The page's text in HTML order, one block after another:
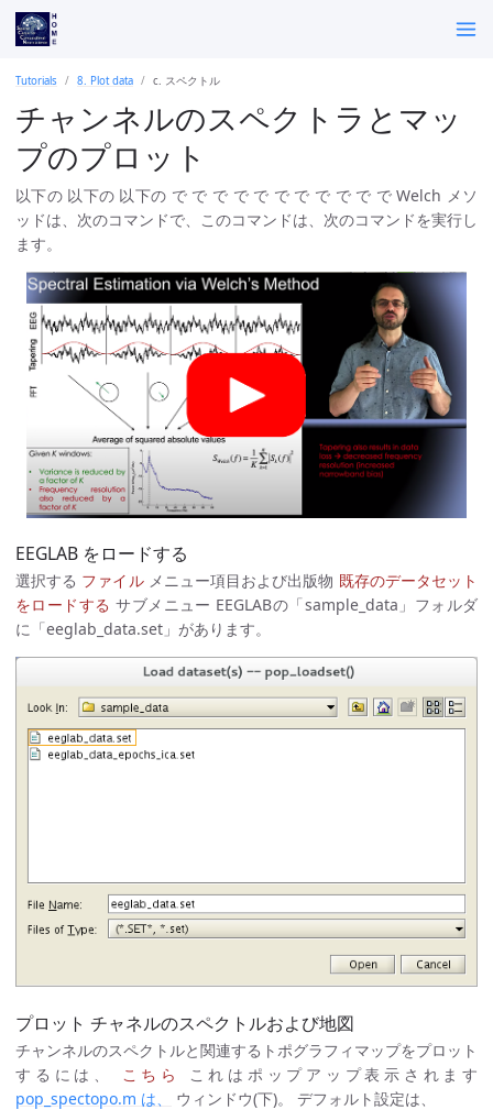
Tutorials 8. Plot data c. スペクトル
チャンネルのスペクトラとマッ
プのプロット
以下の 以下の 以下の で で で で で で で で で で で Welch メソ
ッドは、次のコマンドで、このコマンドは、次のコマンドを実行し
ます。
EEGLAB をロードする
選択する ファイルメニュー項目および出版物 既存のデータセット
をロードする サブメニュー EEGLABの「sample_data」フォルダ
に「eeglab_data.set」があります。
プロット チャネルのスペクトルおよび地図
チャンネルのスペクトルと関連するトポグラフィマップをプロット
するには、
こちら
これはポップアップ表示されます
pop_spectopo.m は、
ウィンドウ(下)。 デフォルト設定は、